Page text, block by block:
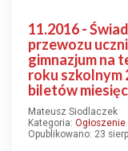
11.2016 -
przewozu
gimnazjum na
roku szkolnym
biletów
Mateusz Siodlaczek
Kategoria:
Opublikowano: 23